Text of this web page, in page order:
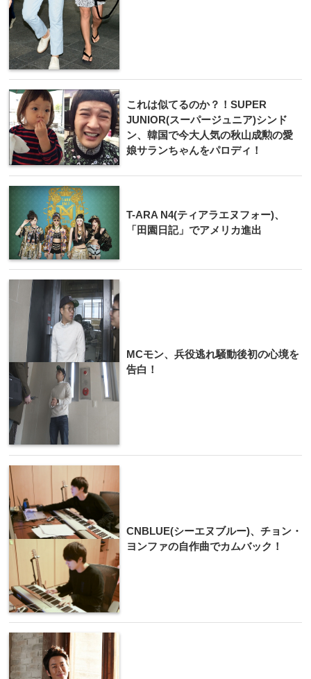
これは似てるのか？！SUPER
JUNIOR(スーパージュニア)シンド
ン、韓国で今大人気の秋山成勲の愛
娘サランちゃんをパロディ！
T-ARA N4(ティアラエヌフォー)、
「田園日記」でアメリカ進出
MCモン、兵役逃れ騒動後初の心境を
告白！
CNBLUE(シーエヌブルー)、チョン・
ヨンファの自作曲でカムバック！